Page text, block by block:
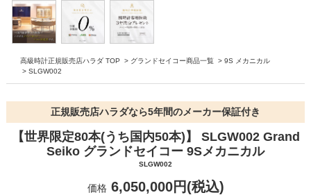
高級時計正規販売店ハラダ TOP > グランドセイコー商品一覧 > 9S メカニカル
> SLGW002
正規販売店ハラダなら5年間のメーカー保証付き
【世界限定80本(うち国内50本)】 SLGW002 Grand
Seiko グランドセイコー 9Sメカニカル
SLGW002
価格6,050,000円(税込)